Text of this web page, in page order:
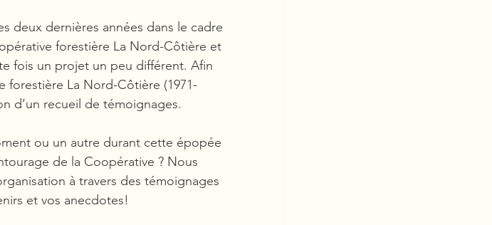
deux dernières années dans le cadre
forestière La Nord-Côtière et
fois un projet un peu différent. Afin
forestière La Nord-Côtière (1971-
d’un recueil de témoignages.
ou un autre durant cette épopée
de la Coopérative ? Nous
à travers des témoignages
et vos anecdotes!